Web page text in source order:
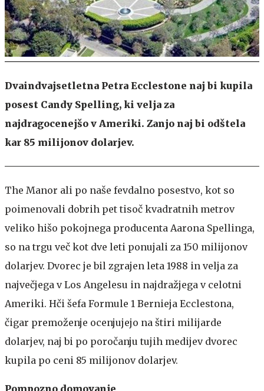
Dvaindvajsetletna Petra Ecclestone naj bi kupila
posest Candy Spelling, ki velja za
najdragocenejšo v Ameriki. Zanjo naj bi odštela
kar 85 milijonov dolarjev.
The Manor ali po naše fevdalno posestvo, kot so
poimenovali dobrih pet tisoč kvadratnih metrov
veliko hišo pokojnega producenta Aarona Spellinga,
so na trgu več kot dve leti ponujali za 150 milijonov
dolarjev. Dvorec je bil zgrajen leta 1988 in velja za
največjega v Los Angelesu in najdražjega v celotni
Ameriki. Hči šefa Formule 1 Bernieja Ecclestona,
čigar premoženje ocenjujejo na štiri milijarde
dolarjev, naj bi po poročanju tujih medijev dvorec
kupila po ceni 85 milijonov dolarjev.
Pompozno domovanje